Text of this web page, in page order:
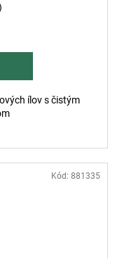
ílov s čistým
Kód: 881335